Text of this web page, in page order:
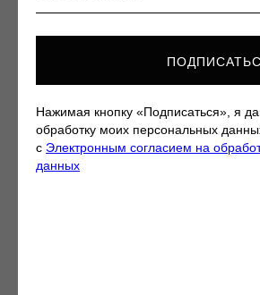
Нажимая кнопку «Подписаться», я
обработку моих персональных
с Электронным согласием на
данных